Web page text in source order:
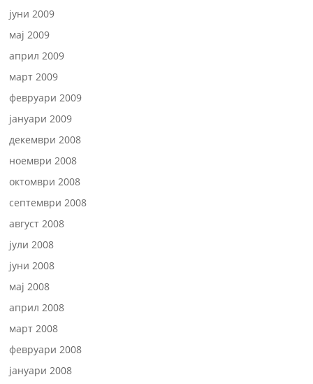
јуни 2009
мај 2009
април 2009
март 2009
февруари 2009
јануари 2009
декември 2008
ноември 2008
октомври 2008
септември 2008
август 2008
јули 2008
јуни 2008
мај 2008
април 2008
март 2008
февруари 2008
јануари 2008